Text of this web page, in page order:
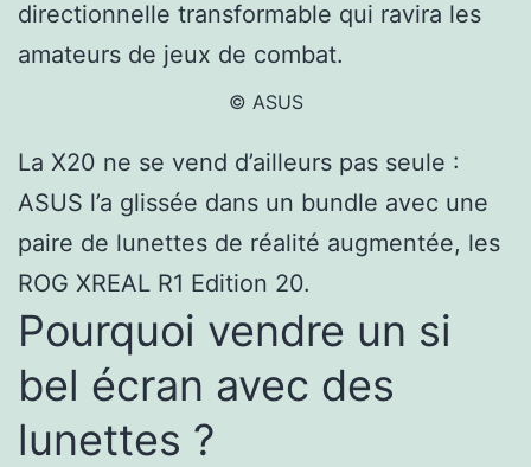
directionnelle transformable qui ravira les
amateurs de jeux de combat.
© ASUS
La X20 ne se vend d’ailleurs pas seule :
ASUS l’a glissée dans un bundle avec une
paire de lunettes de réalité augmentée, les
ROG XREAL R1 Edition 20.
Pourquoi vendre un si
bel écran avec des
lunettes ?